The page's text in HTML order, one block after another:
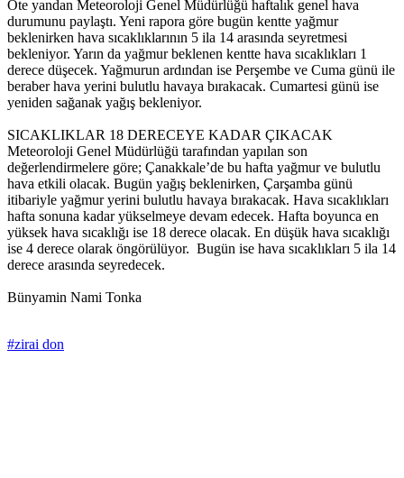
Öte yandan Meteoroloji Genel Müdürlüğü haftalık genel hava
durumunu paylaştı. Yeni rapora göre bugün kentte yağmur
beklenirken hava sıcaklıklarının 5 ila 14 arasında seyretmesi
bekleniyor. Yarın da yağmur beklenen kentte hava sıcaklıkları 1
derece düşecek. Yağmurun ardından ise Perşembe ve Cuma günü ile
beraber hava yerini bulutlu havaya bırakacak. Cumartesi günü ise
yeniden sağanak yağış bekleniyor.
SICAKLIKLAR 18 DERECEYE KADAR ÇIKACAK
Meteoroloji Genel Müdürlüğü tarafından yapılan son
değerlendirmelere göre; Çanakkale’de bu hafta yağmur ve bulutlu
hava etkili olacak. Bugün yağış beklenirken, Çarşamba günü
itibariyle yağmur yerini bulutlu havaya bırakacak. Hava sıcaklıkları
hafta sonuna kadar yükselmeye devam edecek. Hafta boyunca en
yüksek hava sıcaklığı ise 18 derece olacak. En düşük hava sıcaklığı
ise 4 derece olarak öngörülüyor. Bugün ise hava sıcaklıkları 5 ila 14
derece arasında seyredecek.
Bünyamin Nami Tonka
#zirai don